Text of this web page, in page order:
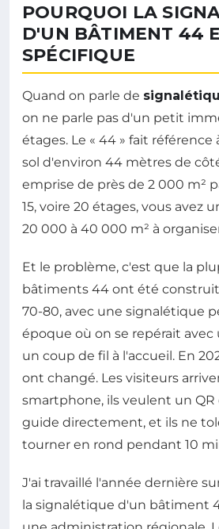
POURQUOI LA
D'UN BÂTIMENT 44
SPÉCIFIQUE
Quand on parle de
on ne parle pas d'un petit
étages. Le « 44 » fait référence
sol d'environ 44 mètres de
emprise de près de 2 000 m²
15, voire 20 étages, vous avez
20 000 à 40 000 m² à
Et le problème, c'est que la
bâtiments 44 ont été
70-80, avec une signalétique
époque où on se repérait
un coup de fil à l'accueil. En
ont changé. Les visiteurs
smartphone, ils veulent un QR
guide directement, et ils ne
tourner en rond pendant 10
J'ai travaillé l'année dernière
la signalétique d'un bâtiment